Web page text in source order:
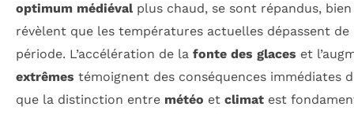
optimum médiévalplus chaud, se sont répandus,
révèlent que les températures actuelles dépassent
période. L’accélération de la fonte des glaces et
extrêmes témoignent des conséquences immédiates
que la distinction entre météo et climat est